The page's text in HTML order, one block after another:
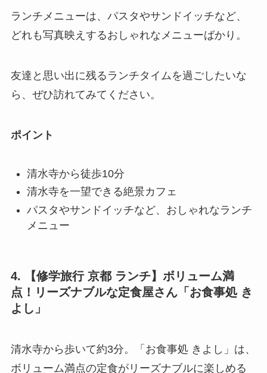
ランチメニューは、パスタやサンドイッチなど、
どれも写真映えするおしゃれなメニューばかり。
友達と思い出に残るランチタイムを過ごしたいな
ら、ぜひ訪れてみてください。
ポイント
清水寺から徒歩10分
清水寺を一望できる絶景カフェ
パスタやサンドイッチなど、おしゃれなランチ
メニュー
4. 【修学旅行 京都 ランチ】ボリューム満
点！リーズナブルな定食屋さん「お食事処 き
よし」
清水寺から歩いて約3分。「お食事処 きよし」は、
ボリューム満点の定食がリーズナブルに楽しめる